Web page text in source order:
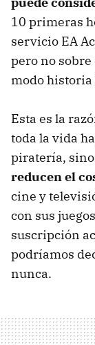
10 primeras
servicio EA
pero no
modo historia
Esta es la
toda la vida
piratería,
reducen el
cine y
con sus
suscripción
podríamos
nunca.